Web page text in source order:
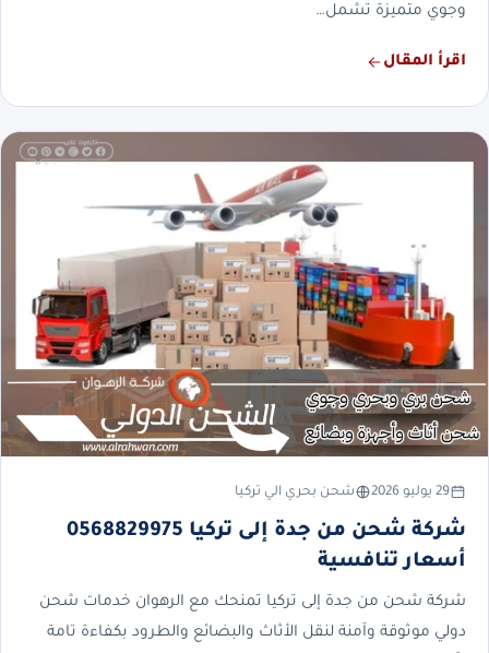
وجوي متميزة تشمل…
اقرأ المقال
29 يوليو 2026 شحن بحري الي تركيا
شركة شحن من جدة إلى تركيا 0568829975
أسعار تنافسية
شركة شحن من جدة إلى تركيا تمنحك مع الرهوان خدمات شحن
دولي موثوقة وآمنة لنقل الأثاث والبضائع والطرود بكفاءة تامة